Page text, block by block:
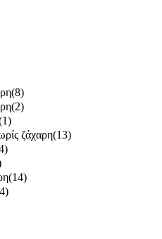
(8)
(2)
ζάχαρη(13)
(14)